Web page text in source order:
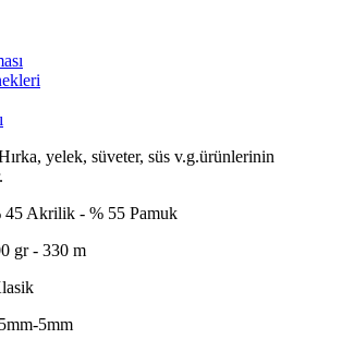
yelek, süveter, süs v.g.ürünlerinin
45 Akrilik - % 55 Pamuk
gr - 330 m
5mm